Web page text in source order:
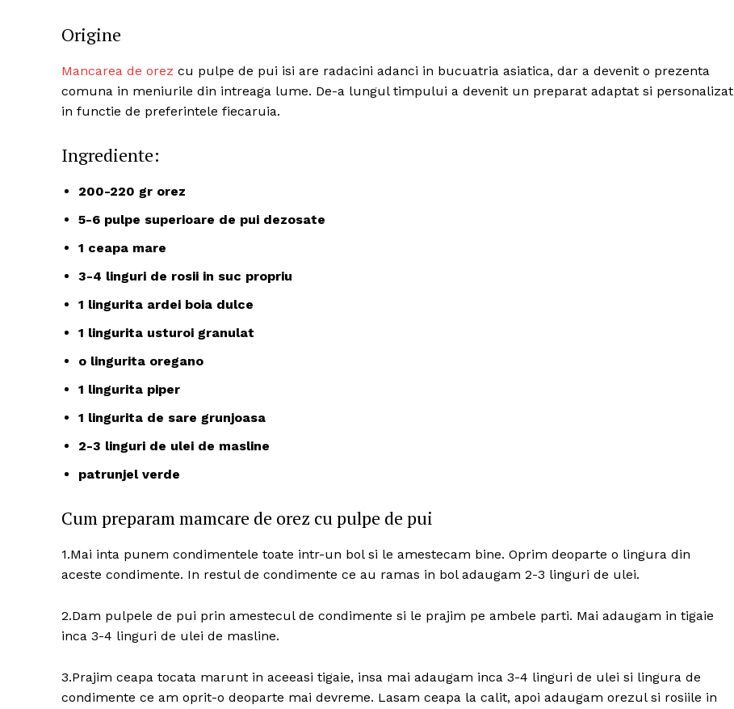
Origine
Mancarea de orez cu pulpe de pui isi are radacini adanci in bucuatria asiatica, dar a devenit o prezenta
comuna in meniurile din intreaga lume. De-a lungul timpului a devenit un preparat adaptat si personalizat
in functie de preferintele fiecaruia.
Ingrediente:
200-220 gr orez
5-6 pulpe superioare de pui dezosate
1 ceapa mare
3-4 linguri de rosii in suc propriu
1 lingurita ardei boia dulce
1 lingurita usturoi granulat
o lingurita oregano
1 lingurita piper
1 lingurita de sare grunjoasa
2-3 linguri de ulei de masline
patrunjel verde
Cum preparam mamcare de orez cu pulpe de pui
1.Mai inta punem condimentele toate intr-un bol si le amestecam bine. Oprim deoparte o lingura din
aceste condimente. In restul de condimente ce au ramas in bol adaugam 2-3 linguri de ulei.
2.Dam pulpele de pui prin amestecul de condimente si le prajim pe ambele parti. Mai adaugam in tigaie
inca 3-4 linguri de ulei de masline.
3.Prajim ceapa tocata marunt in aceeasi tigaie, insa mai adaugam inca 3-4 linguri de ulei si lingura de
condimente ce am oprit-o deoparte mai devreme. Lasam ceapa la calit, apoi adaugam orezul si rosiile in